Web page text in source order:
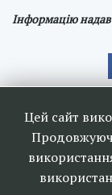
Інформацію
Цей сайт